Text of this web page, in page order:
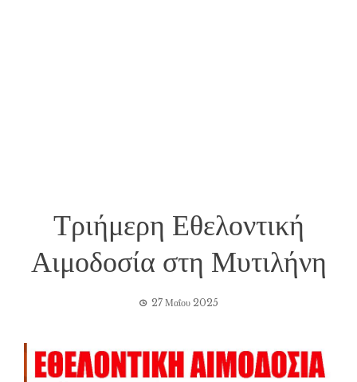
Τριήμερη Εθελοντική
Αιμοδοσία στη Μυτιλήνη
27 Μαΐου 2025